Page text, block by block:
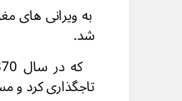
به ویرانی های
شد.
تاجگذاری کرد و